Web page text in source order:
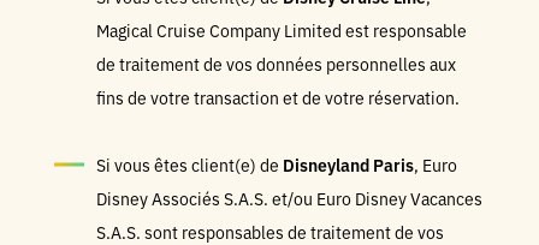
Magical Cruise Company Limited est responsable
de traitement de vos données personnelles aux
fins de votre transaction et de votre réservation.
Si vous êtes client(e) de Disneyland Paris, Euro
Disney Associés S.A.S. et/ou Euro Disney Vacances
S.A.S. sont responsables de traitement de vos